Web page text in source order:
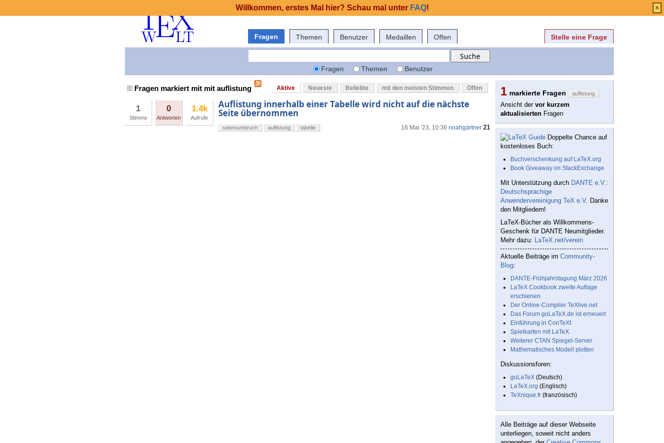
Fragen Themen Benutzer Medaillen Offen Stelle eine Frage
Fragen Themen Benutzer
Fragen markiert mit mit auflistung Aktive Neueste Beliebte mit den meisten Stimmen Offen
1
Stimme
0
Antworten
1.4k
Aufrufe
Auflistung innerhalb einer Tabelle wird nicht auf die nächste
Seite übernommen
16 Mai '23, 10:36 noahgärtner 21
seitenumbruch auflistung tabelle
1 markierte Fragen auflistung
Ansicht der vor kurzem
aktualisierten Fragen
Doppelte Chance auf
kostenloses Buch:
Buchverschenkung auf LaTeX.org
Book Giveaway on StackExchange
Mit Unterstützung durch DANTE e.V.:
Deutschsprachige
Anwendervereinigung TeX e.V. Danke
den Mitgliedern!
LaTeX-Bücher als Willkommens-
Geschenk für DANTE Neumitglieder.
Mehr dazu: LaTeX.net/verein
Aktuelle Beiträge im Community-
Blog:
DANTE-Frühjahrstagung März 2026
LaTeX Cookbook zweite Auflage
erschienen
Der Online-Compiler TeXlive.net
Das Forum goLaTeX.de ist erneuert
Einführung in ConTeXt
Spielkarten mit LaTeX
Weiterer CTAN Spiegel-Server
Mathematisches Modell plotten
Diskussionsforen:
goLaTeX (Deutsch)
LaTeX.org (Englisch)
TeXnique.fr (französisch)
Alle Beiträge auf dieser Webseite
unterliegen, soweit nicht anders
Willkommen, erstes Mal hier? Schau mal unter FAQ! ×